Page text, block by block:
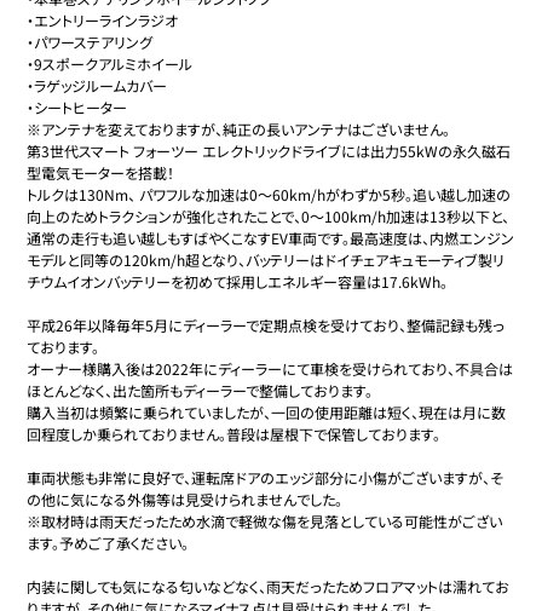
・エントリーラインラジオ
・パワーステアリング
・9スポークアルミホイール
・ラゲッジルームカバー
・シートヒーター
※アンテナを変えておりますが、純正の長いアンテナはございません。
第3世代スマート フォーツー エレクトリックドライブには出力55kWの永久磁石
型電気モーターを搭載！
トルクは130Nm、 パワフルな加速は0〜60km/hがわずか5秒。追い越し加速の
向上のためトラクションが強化されたことで、0〜100km/h加速は13秒以下と、
通常の走行も追い越しもすばやくこなすEV車両です。最高速度は、内燃エンジン
モデルと同等の120km/h超となり、バッテリーはドイチェアキュモーティブ製リ
チウムイオンバッテリーを初めて採用しエネルギー容量は17.6kWh。
平成26年以降毎年5月にディーラーで定期点検を受けており、整備記録も残っ
ております。
オーナー様購入後は2022年にディーラーにて車検を受けられており、不具合は
ほとんどなく、出た箇所もディーラーで整備しております。
購入当初は頻繁に乗られていましたが、一回の使用距離は短く、現在は月に数
回程度しか乗られておりません。普段は屋根下で保管しております。
車両状態も非常に良好で、運転席ドアのエッジ部分に小傷がございますが、そ
の他に気になる外傷等は見受けられませんでした。
※取材時は雨天だったため水滴で軽微な傷を見落としている可能性がござい
ます。予めご了承ください。
内装に関しても気になる匂いなどなく、雨天だったためフロアマットは濡れてお